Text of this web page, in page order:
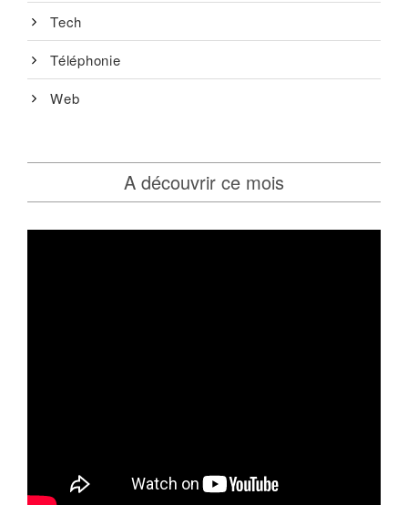
Tech
Téléphonie
Web
A découvrir ce mois